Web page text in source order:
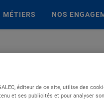
MÉTIERS NOS
éditeur de ce site, utilise des
et ses publicités et pour analyser